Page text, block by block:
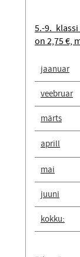
5.-9.
on 2,75 €,
jaanuar
veebruar
märts
aprill
mai
juuni
kokku: